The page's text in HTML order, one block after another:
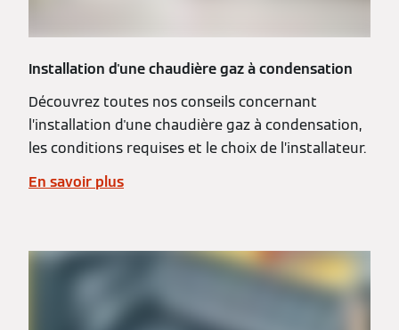
Installation d'une chaudière gaz à condensation
Découvrez toutes nos conseils concernant
l’installation d'une chaudière gaz à condensation,
les conditions requises et le choix de l’installateur.
En savoir plus